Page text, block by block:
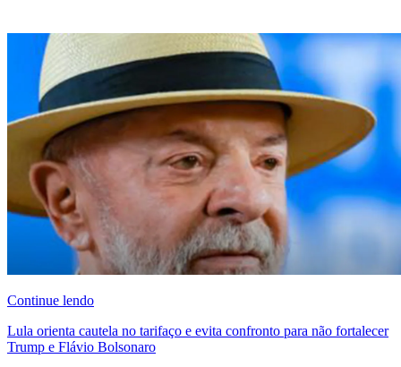
Continue lendo
Lula orienta cautela no tarifaço e evita confronto para não fortalecer
Trump e Flávio Bolsonaro